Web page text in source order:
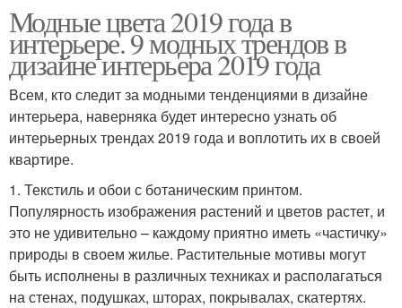
Модные цвета 2019 года в
интерьере. 9 модных трендов в
дизайне интерьера 2019 года
Всем, кто следит за модными тенденциями в дизайне
интерьера, наверняка будет интересно узнать об
интерьерных трендах 2019 года и воплотить их в своей
квартире.
1. Текстиль и обои с ботаническим принтом.
Популярность изображения растений и цветов растет, и
это не удивительно – каждому приятно иметь «частичку»
природы в своем жилье. Растительные мотивы могут
быть исполнены в различных техниках и располагаться
на стенах, подушках, шторах, покрывалах, скатертях.